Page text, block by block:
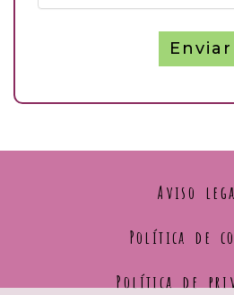
Enviar
Aviso
Política de
Política de